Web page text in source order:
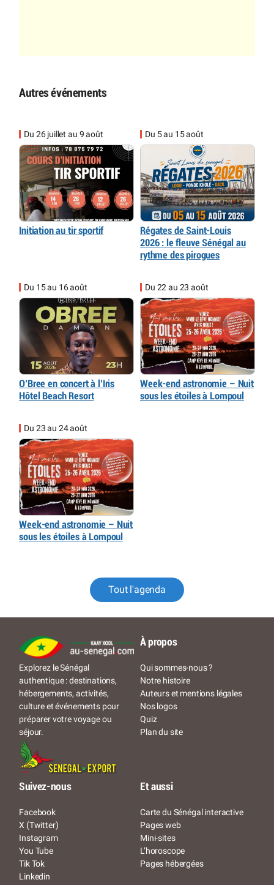
Autres événements
Du 26 juillet au 9 août
Initiation au tir sportif
Du 5 au 15 août
Régates de Saint-Louis
2026 : le fleuve Sénégal au
rythme des pirogues
Du 15 au 16 août
O’Bree en concert à l’Iris
Hôtel Beach Resort
Du 22 au 23 août
Week-end astronomie – Nuit
sous les étoiles à Lompoul
Du 23 au 24 août
Week-end astronomie – Nuit
sous les étoiles à Lompoul
Tout l'agenda
Explorez le Sénégal
authentique : destinations,
hébergements, activités,
culture et événements pour
préparer votre voyage ou
séjour.
À propos
Qui sommes-nous ?
Notre histoire
Auteurs et mentions légales
Nos logos
Quiz
Plan du site
Suivez-nous
Facebook
X (Twitter)
Instagram
You Tube
Tik Tok
Linkedin
Et aussi
Carte du Sénégal interactive
Pages web
Mini-sites
L’horoscope
Pages hébergées